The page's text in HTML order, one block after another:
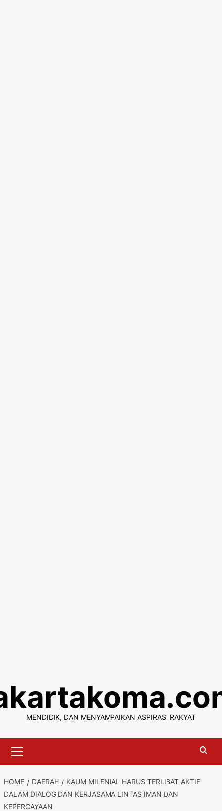
content
MENDIDIK, DAN MENYAMPAIKAN ASPIRASI RAKYAT
Menu
HOME DAERAH
KAUM MILENIAL HARUS TERLIBAT AKTIF
DALAM DIALOG DAN KERJASAMA LINTAS IMAN DAN
KEPERCAYAAN